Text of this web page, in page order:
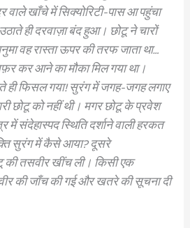
वालेखाँचे में सिक्योरिटी-पास आ पहुंचा
ही दरवाज़ा बंद हुआ। छोटू ने चारों
वह रास्ता ऊपर की तरफजाता था…
कर आनेका मौका मिल गया था।
ही फिसल गया! सुरंग मेंजगह-जगह लगाए
छोटू कोनहीं थी। मगर छोटू के प्रवेश
में संदेहास्पद स्थिति दर्शाने वाली हरकत
सुरंग में कैसे आया? दूसरे
की तसवीर खींच ली। किसीएक
की जाँच की गई औरखतरे की सूचना दी